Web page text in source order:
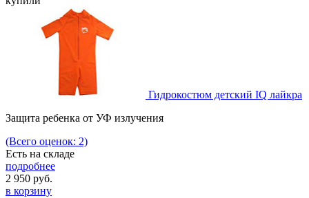
Гидрокостюм детский IQ лайкра
Защита ребенка от УФ излучения
(Всего оценок: 2)
Есть на складе
подробнее
2 950 руб.
в корзину